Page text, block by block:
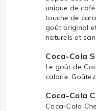
unique de
touche de
goût original
naturels et
Coca-Cola
Le goût de
calorie.
Coca-Cola
Coca-Cola